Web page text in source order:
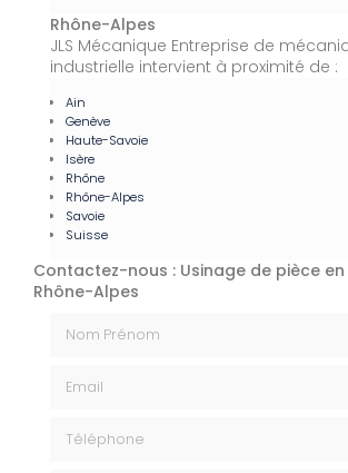
Rhône-Alpes
JLS Mécanique Entreprise de
industrielle intervient à proximité de :
Ain
Genève
Haute-Savoie
Isère
Rhône
Rhône-Alpes
Savoie
Suisse
Contactez-nous : Usinage de pièce
Rhône-Alpes